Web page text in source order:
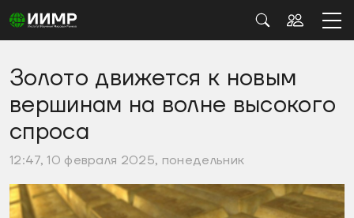
Золото движется к новым
вершинам на волне высокого
спроса
12:47, 10 февраля 2025, понедельник